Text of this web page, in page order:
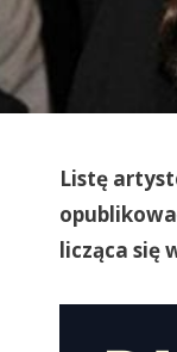
Listę
licząca się